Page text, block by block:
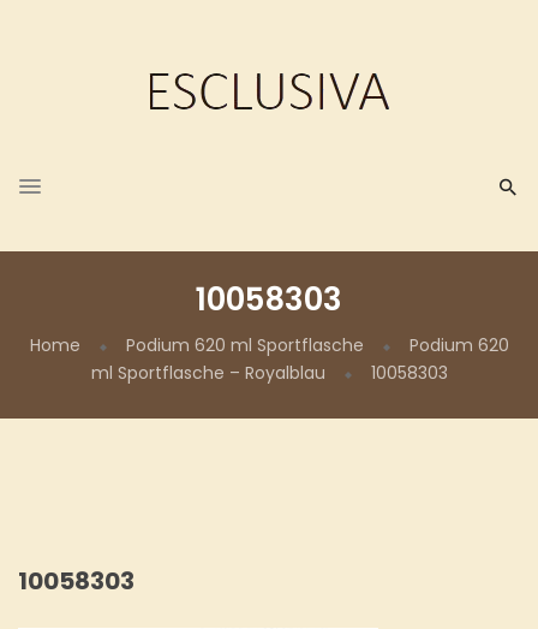
10058303
Home Podium 620 ml Sportflasche
Podium 620
ml Sportflasche – Royalblau
10058303
10058303